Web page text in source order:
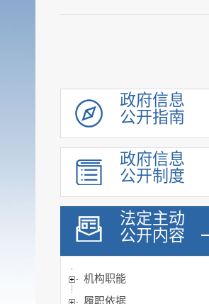
政府信息
公开指南
政府信息
公开制度
法定主动
公开内容
机构职能
履职依据